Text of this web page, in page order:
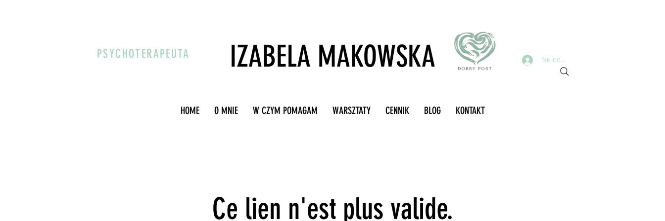
PSYCHOTERAPEUTA IZABELA MAKOWSKA Se connecter
HOME O MNIE W CZYM POMAGAM WARSZTATY CENNIK BLOG KONTAKT
Ce lien n'est plus valide.